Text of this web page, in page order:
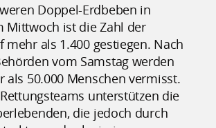
Doppel-Erdbeben in
Mittwoch ist die Zahl der
mehr als 1.400 gestiegen. Nach
vom Samstag werden
als 50.000 Menschen vermisst.
unterstützen die
die jedoch durch